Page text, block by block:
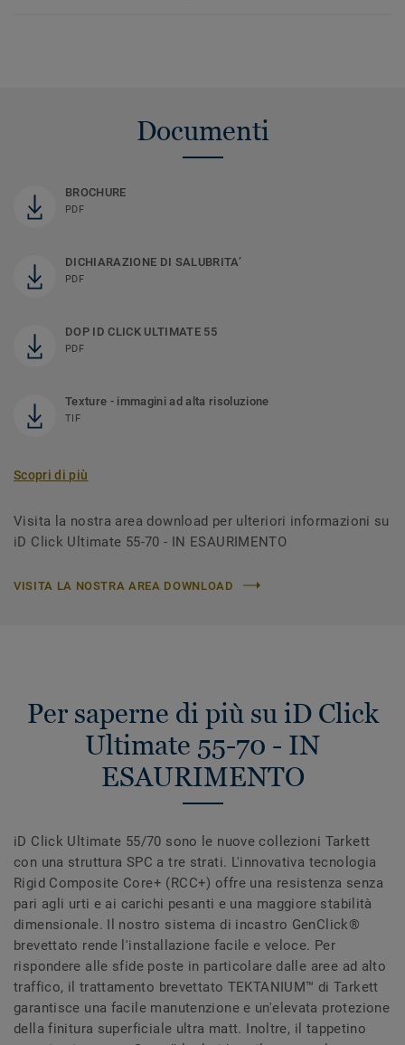
Documenti
BROCHURE
PDF
DICHIARAZIONE DI SALUBRITA’
PDF
DOP ID CLICK ULTIMATE 55
PDF
Texture - immagini ad alta risoluzione
TIF
Scopri di più
Visita la nostra area download per ulteriori informazioni su
iD Click Ultimate 55-70 - IN ESAURIMENTO
VISITA LA NOSTRA AREA DOWNLOAD
Per saperne di più su iD Click
Ultimate 55-70 - IN
ESAURIMENTO
iD Click Ultimate 55/70 sono le nuove collezioni Tarkett
con una struttura SPC a tre strati. L'innovativa tecnologia
Rigid Composite Core+ (RCC+) offre una resistenza senza
pari agli urti e ai carichi pesanti e una maggiore stabilità
dimensionale. Il nostro sistema di incastro GenClick®
brevettato rende l'installazione facile e veloce. Per
rispondere alle sfide poste in particolare dalle aree ad alto
traffico, il trattamento brevettato TEKTANIUM™ di Tarkett
garantisce una facile manutenzione e un'elevata protezione
della finitura superficiale ultra matt. Inoltre, il tappetino